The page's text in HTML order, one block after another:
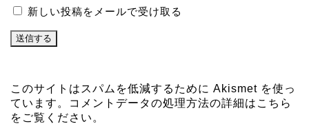
新しい投稿をメールで受け取る
このサイトはスパムを低減するために Akismet を使っ
ています。
コメントデータの処理方法の詳細はこちら
をご覧ください 。